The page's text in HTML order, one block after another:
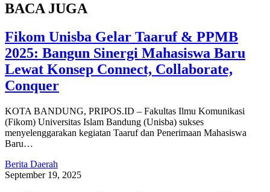
BACA JUGA
Fikom Unisba Gelar Taaruf & PPMB
2025: Bangun Sinergi Mahasiswa Baru
Lewat Konsep Connect, Collaborate,
Conquer
KOTA BANDUNG, PRIPOS.ID – Fakultas Ilmu Komunikasi
(Fikom) Universitas Islam Bandung (Unisba) sukses
menyelenggarakan kegiatan Taaruf dan Penerimaan Mahasiswa
Baru…
Berita Daerah
September 19, 2025